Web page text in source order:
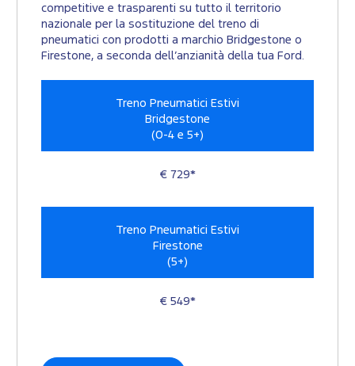
competitive e trasparenti su tutto il territorio
nazionale per la sostituzione del treno di
pneumatici con prodotti a marchio Bridgestone o
Firestone, a seconda dell’anzianità della tua Ford.
Treno Pneumatici Estivi
Bridgestone
(0-4 e 5+)
€ 729*
Treno Pneumatici Estivi
Firestone
(5+)
€ 549*